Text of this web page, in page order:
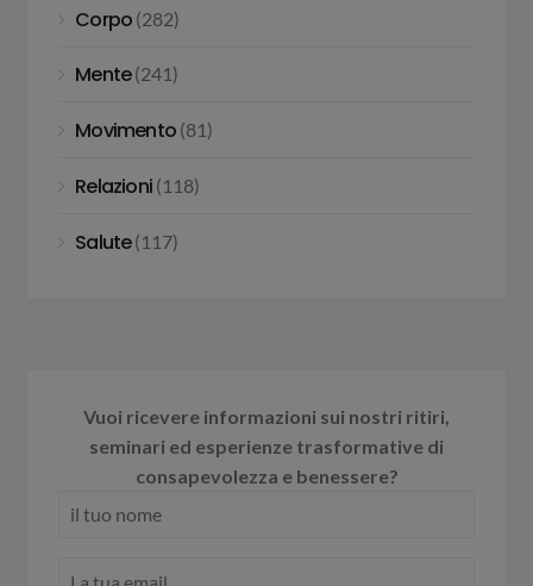
Corpo (282)
Mente(241)
Movimento(81)
Relazioni(118)
Salute(117)
Vuoi ricevere informazioni sui nostri ritiri,
seminari ed esperienze trasformative di
consapevolezza e benessere?